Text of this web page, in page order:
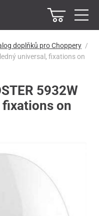
doplňků pro Choppery
universal, fixations on
5932W
on